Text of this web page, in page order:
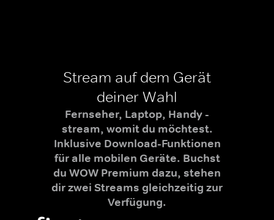
Stream auf dem Gerät
deiner Wahl
Fernseher, Laptop, Handy -
stream, womit du möchtest.
Inklusive Download-Funktionen
für alle mobilen Geräte. Buchst
du WOW Premium dazu, stehen
dir zwei Streams gleichzeitig zur
Verfügung.